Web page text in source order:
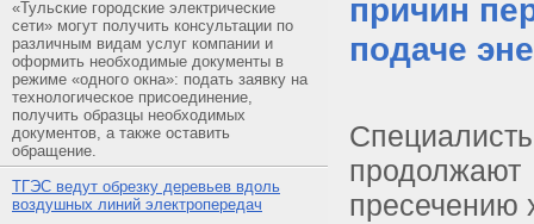
«Тульские городские электрические
сети» могут получить консультации по
различным видам услуг компании и
оформить необходимые документы в
режиме «одного окна»: подать заявку на
технологическое присоединение,
получить образцы необходимых
документов, а также оставить
обращение.
ТГЭС ведут обрезку деревьев вдоль
воздушных линий электропередач
причин
подаче
пресечению